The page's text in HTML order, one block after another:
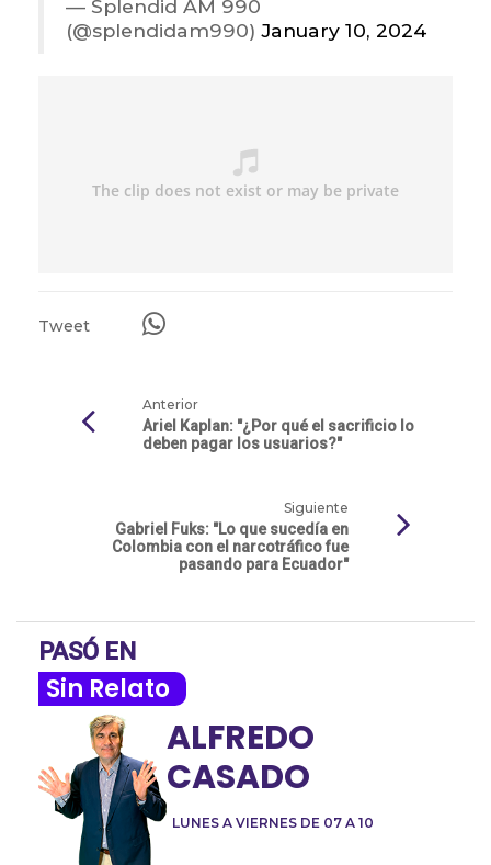
— Splendid AM 990
(@splendidam990) January 10, 2024
Tweet
Anterior
Ariel Kaplan: "¿Por qué el sacrificio lo
deben pagar los usuarios?"
Siguiente
Gabriel Fuks: "Lo que sucedía en
Colombia con el narcotráfico fue
pasando para Ecuador"
PASÓ EN
Sin Relato
LUNES A VIERNES DE 07 A 10
ALFREDO
CASADO